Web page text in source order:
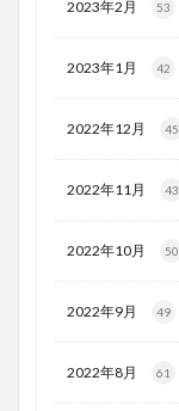
2023年2月 53
2023年1月 42
2022年12月 45
2022年11月 43
2022年10月 50
2022年9月 49
2022年8月 61